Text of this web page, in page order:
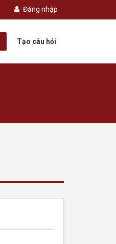
Đăng nhập
Tạo câu hỏi